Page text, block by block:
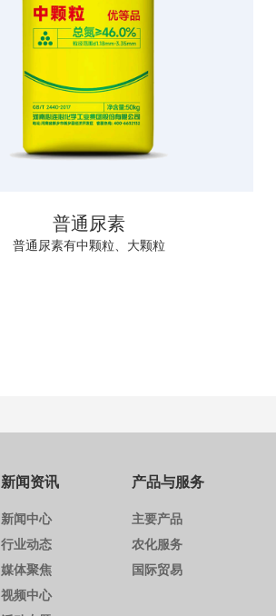
普通尿素
普通尿素有中颗粒、大颗粒
新闻资讯
新闻中心
行业动态
媒体聚焦
视频中心
产品与服务
主要产品
农化服务
国际贸易